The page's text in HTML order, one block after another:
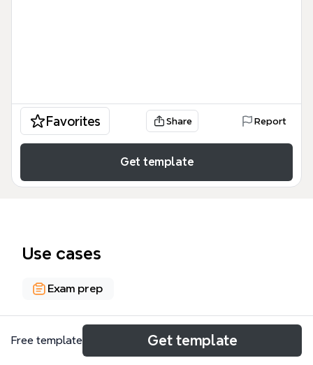
Favorites Share Report
Get template
Use cases
Exam prep
About
Free template Get template